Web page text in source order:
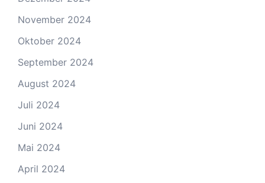
November 2024
Oktober 2024
September 2024
August 2024
Juli 2024
Juni 2024
Mai 2024
April 2024